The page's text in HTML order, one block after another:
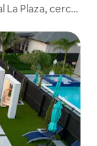
La Plaza, cerca